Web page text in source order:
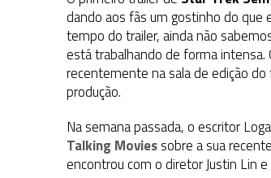
1 DE AGOSTO DE 2026 | ELENCO DE STRANGE
31 DE JULHO DE 2026 | GRANDES JORNADAS
7 DE AGOSTO DE 2026 | GRANDES
dando aos fãs um gostinho do que
tempo do trailer, ainda não
está trabalhando de forma
recentemente na sala de edição
produção.
Na semana passada, o escritor
Talking Moviessobre a sua
encontrou com o diretor Justin Lin